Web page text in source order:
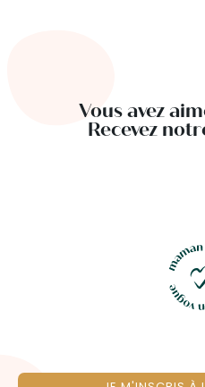
Vous avez
Recevez